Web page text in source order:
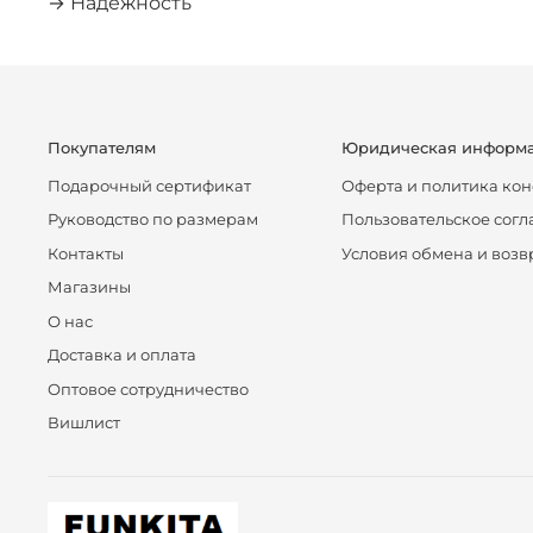
Покупателям
Подарочный сертификат
Руководство по размерам
Контакты
Магазины
О нас
Доставка и оплата
Оптовое сотрудничество
Вишлист
Юридическая
Оферта и политика
Пользовательское
Условия обмена и